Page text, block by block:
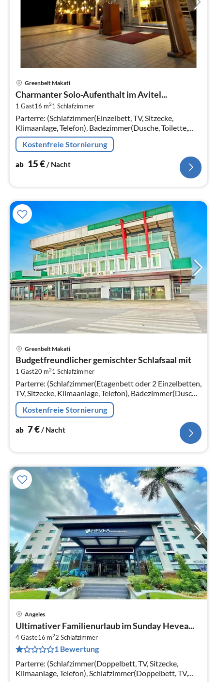
Greenbelt Makati
Charmanter Solo-Aufenthalt im Avitel...
1 Gast16 m21 Schlafzimmer
Parterre: (Schlafzimmer(Einzelbett, TV, Sitzecke,
Klimaanlage, Telefon), Badezimmer(Dusche, Toilette,
Bidet, Handtücher inklusive, , ))
Kostenfreie Stornierung
ab 15€/ Nacht
Greenbelt Makati
Budgetfreundlicher gemischter Schlafsaal mit
1 Gast20 m21 Schlafzimmer
Parterre: (Schlafzimmer(Etagenbett oder 2 Einzelbetten,
TV, Sitzecke, Klimaanlage, Telefon), Badezimmer(Dusche,
Toilette, Föhn, Handtücher inklusive, , ))
Kostenfreie Stornierung
ab 7€/ Nacht
Angeles
Ultimativer Familienurlaub im Sunday Hevea...
4 Gäste16 m22 Schlafzimmer
1 Bewertung
Parterre: (Schlafzimmer(Doppelbett, TV, Sitzecke,
Klimaanlage, Telefon), Schlafzimmer(Doppelbett, TV,